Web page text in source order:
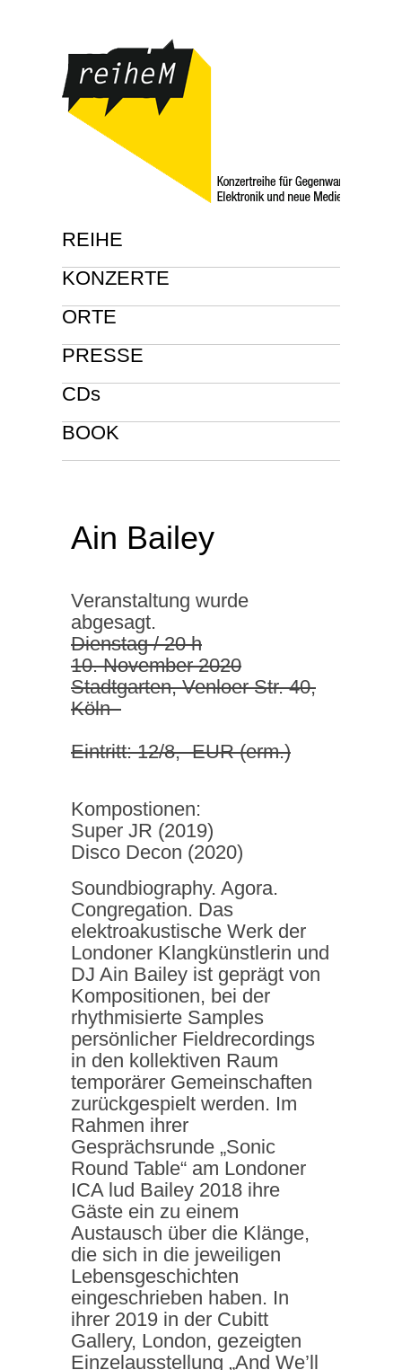
REIHE
KONZERTE
ORTE
PRESSE
CDs
BOOK
Ain Bailey
Veranstaltung wurde
abgesagt.
Dienstag / 20 h
10. November 2020
Stadtgarten, Venloer Str. 40,
Köln
Eintritt: 12/8,- EUR (erm.)
Kompostionen:
Super JR (2019)
Disco Decon (2020)
Soundbiography. Agora.
Congregation. Das
elektroakustische Werk der
Londoner Klangkünstlerin und
DJ Ain Bailey ist geprägt von
Kompositionen, bei der
rhythmisierte Samples
persönlicher Fieldrecordings
in den kollektiven Raum
temporärer Gemeinschaften
zurückgespielt werden. Im
Rahmen ihrer
Gesprächsrunde „Sonic
Round Table“ am Londoner
ICA lud Bailey 2018 ihre
Gäste ein zu einem
Austausch über die Klänge,
die sich in die jeweiligen
Lebensgeschichten
eingeschrieben haben. In
ihrer 2019 in der Cubitt
Gallery, London, gezeigten
Einzelausstellung „And We’ll